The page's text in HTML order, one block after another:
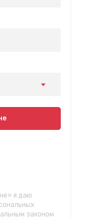
в сторону
я даю
законом